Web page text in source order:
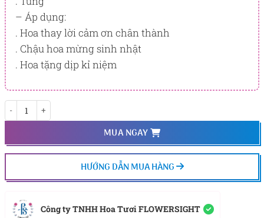
chính xác nhất dành cho bạn.
– Áp dụng:
. Hoa thay lời cảm ơn chân thành
. Chậu hoa mừng sinh nhật
. Hoa tặng dịp kỉ niệm
Happy Flower số lượng
MUA NGAY
HƯỚNG DẪN MUA HÀNG
Công ty TNHH Hoa Tươi FLOWERSIGHT